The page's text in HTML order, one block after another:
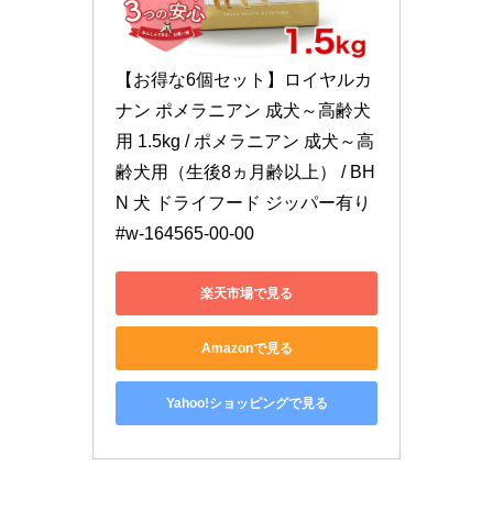
【お得な6個セット】ロイヤルカ
ナン ポメラニアン 成犬～高齢犬
用 1.5kg / ポメラニアン 成犬～高
齢犬用（生後8ヵ月齢以上） / BH
N 犬 ドライフード ジッパー有り
#w-164565-00-00
楽天市場で見る
Amazonで見る
Yahoo!ショッピングで見る